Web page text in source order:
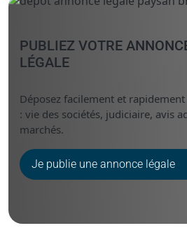
PUBLIEZ VOTRE
LÉGALE
Déposez facilement et
: vie des sociétés, judiciaire, avis
marchés.
Je publie une annonce légale